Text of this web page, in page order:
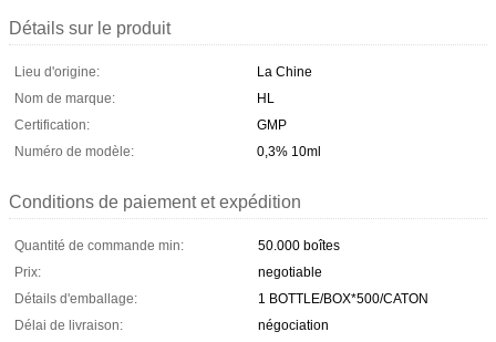
Détails sur le produit
Lieu d'origine:
La Chine
Nom de marque:
HL
Certification:
GMP
Numéro de modèle:
0,3% 10ml
Conditions de paiement et expédition
Quantité de commande min:
50.000 boîtes
Prix:
negotiable
Détails d'emballage:
1 BOTTLE/BOX*500/CATON
Délai de livraison:
négociation